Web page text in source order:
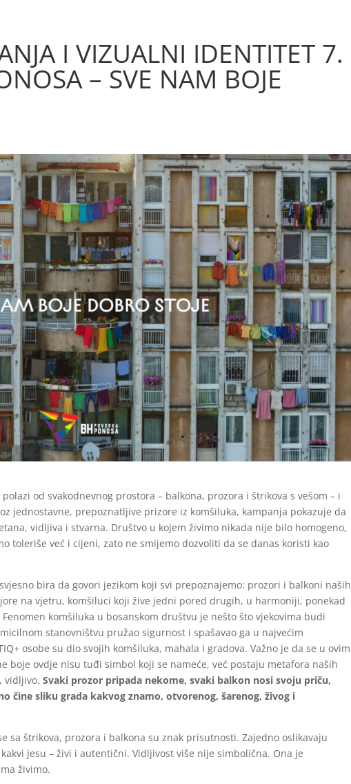
I VIZUALNI IDENTITET 7.
– SVE NAM BOJE
od svakodnevnog prostora – balkona, prozora i štrikova s vešom – i
jednostavne, prepoznatljive prizore iz komšiluka, kampanja pokazuje da
vidljiva i stvarna. Društvo u kojem živimo nikada nije bilo homogeno,
toleriše već i cijeni, zato ne smijemo dozvoliti da se danas koristi kao
bira da govori jezikom koji svi prepoznajemo: prozori i balkoni naših
na vjetru, komšiluci koji žive jedni pored drugih, u harmoniji, ponekad
komšiluka u bosanskom društvu je nešto što vjekovima budi
stanovništvu pružao sigurnost i spašavao ga u najvećim
osobe su dio svojih komšiluka, mahala i gradova. Važno je da se u ovim
boje ovdje nisu tuđi simbol koji se nameće, već postaju metafora naših
vidljivo.Svaki prozor pripada nekome, svaki balkon nosi svoju priču,
čine sliku grada kakvog znamo, otvorenog, šarenog, živog i
sa štrikova, prozora i balkona su znak prisutnosti. Zajedno oslikavaju
jesu – živi i autentični. Vidljivost više nije simbolična. Ona je
živimo.